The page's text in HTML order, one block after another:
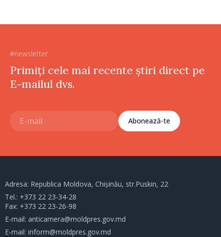
#newsletter
Primiți cele mai recente știri direct pe
E-mailul dvs.
Abonează-te
Adresa: Republica Moldova, Chișinău, str.Puskin, 22
Tel.: +373 22 23-34-28
Fax: +373 22 23-26-98
E-mail: anticamera@moldpres.gov.md
E-mail: inform@moldpres.gov.md